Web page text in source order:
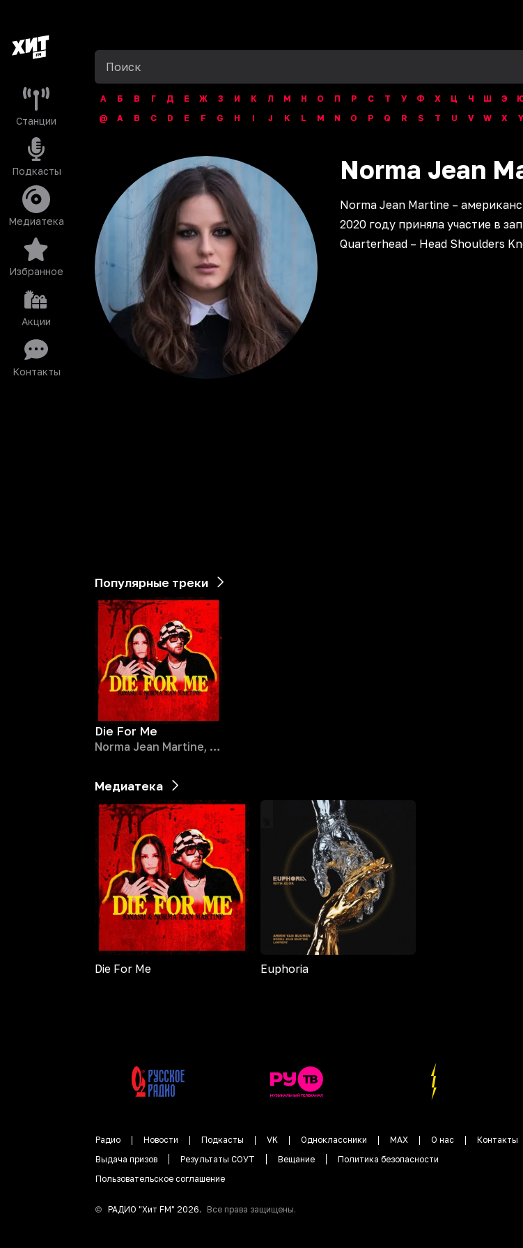
Станции
Подкасты
Медиатека
Избранное
Акции
Контакты
А Б В Г Д Е Ж З И К Л М Н О П Р С Т У Ф Х Ц Ч Ш Э
@
A B C D E F G H I J K L M N O P Q R S T U V W X Y
Norma Jean
Norma Jean Martine –
2020 году приняла участие в
Quarterhead – Head Shoulders
Популярные треки
Die For Me
Norma Jean Martine, Jonasu
Медиатека
Die For Me Euphoria
Радио Новости Подкасты VK Одноклассники MAX О нас Контакты
Выдача призов
Результаты СОУТ Вещание
Политика безопасности
Пользовательское соглашение
© РАДИО "Хит FM" 2026. Все права защищены.